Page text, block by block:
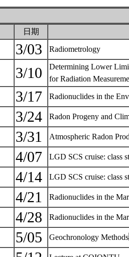
日期
3/03 Radiometrology
3/10
Determining Lower
for Radiation
3/17 Radionuclides in the
3/24 Radon Progeny and
3/31 Atmospheric Radon
4/07 LGD SCS cruise: class
4/14 LGD SCS cruise: class
4/21 Radionuclides in the
4/28 Radionuclides in the
5/05 Geochronology